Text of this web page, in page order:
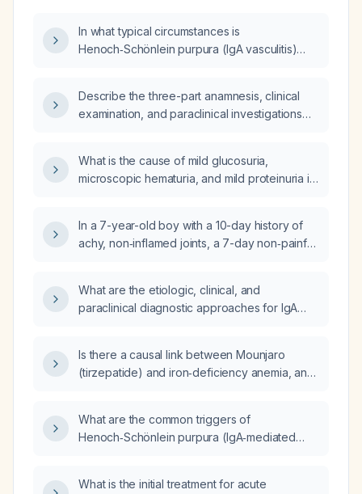
In what typical circumstances is
Henoch‑Schönlein purpura (IgA vasculitis)
Describe the three-part anamnesis, clinical
examination, and paraclinical investigations
What is the cause of mild glucosuria,
microscopic hematuria, and mild proteinuria in
normal serum creatinine, and no
hypertension?
In a 7-year-old boy with a 10-day history of
achy, non‑inflamed joints, a 7-day non‑painful
buttocks, and posterior arms, colicky
abdominal pain, a recent upper‑respiratory
including a negative urinalysis, what is the
most likely diagnosis?
What are the etiologic, clinical, and
paraclinical diagnostic approaches for IgA
Is there a causal link between Mounjaro
(tirzepatide) and iron‑deficiency anemia, and
repleted?
What are the common triggers of
Henoch‑Schönlein purpura (IgA‑mediated
What is the initial treatment for acute